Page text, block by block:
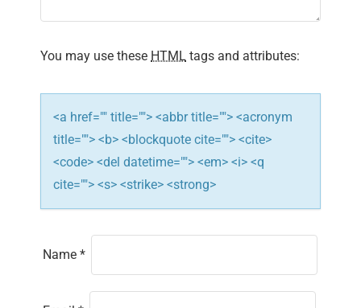
t
i
o
n
You may use these HTML tags and attributes:
<a href="" title=""> <abbr title=""> <acronym
title=""> <b> <blockquote cite=""> <cite>
<code> <del datetime=""> <em> <i> <q
cite=""> <s> <strike> <strong>
Name *